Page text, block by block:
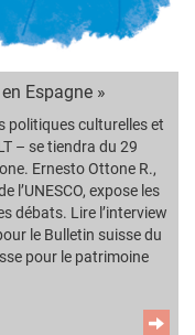
Espagne »
politiques culturelles et
– se tiendra du 29
Ernesto Ottone R.,
l’UNESCO, expose les
débats. Lire l’interview
le Bulletin suisse du
pour le patrimoine